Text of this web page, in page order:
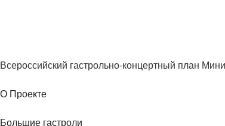
Всероссийский гастрольно-концертный план
О Проекте
Большие гастроли